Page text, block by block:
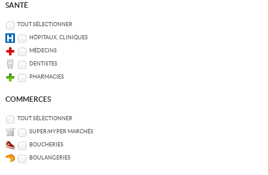
SANTÉ
TOUT SÉLECTIONNER
HÔPITAUX, CLINIQUES
MÉDECINS
DENTISTES
PHARMACIES
COMMERCES
TOUT SÉLECTIONNER
SUPER/HYPER MARCHÉS
BOUCHERIES
BOULANGERIES